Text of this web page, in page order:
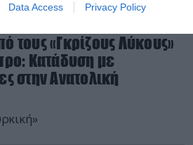
Data Access Privacy Policy
τους «Γκρίζους Λύκους»
Κατάδυση με
στην Ανατολική